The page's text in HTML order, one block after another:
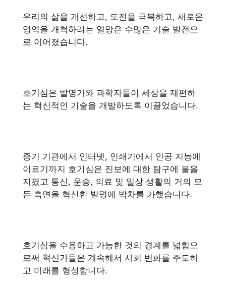
우리의 삶을 개선하고, 도전을 극복하고, 새로운
영역을 개척하려는 열망은 수많은 기술 발전으
로 이어졌습니다.
호기심은 발명가와 과학자들이 세상을 재편하
는 혁신적인 기술을 개발하도록 이끌었습니다.
증기 기관에서 인터넷, 인쇄기에서 인공 지능에
이르기까지 호기심은 진보에 대한 탐구에 불을
지폈고 통신, 운송, 의료 및 일상 생활의 거의 모
든 측면을 혁신한 발명에 박차를 가했습니다.
호기심을 수용하고 가능한 것의 경계를 넓힘으
로써 혁신가들은 계속해서 사회 변화를 주도하
고 미래를 형성합니다.